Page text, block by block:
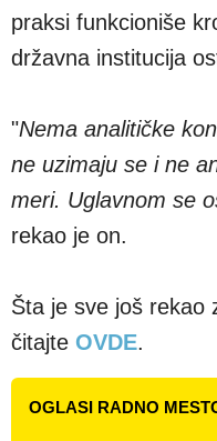
praksi funkcioniše
državna institucija
"Nema analitičke
ne uzimaju se i ne
meri. Uglavnom se
rekao je on.
Šta je sve još rekao
čitajte OVDE.
OGLASI RADNO